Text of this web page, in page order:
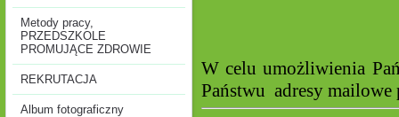
Metody pracy,
PRZEDSZKOLE
PROMUJĄCE ZDROWIE
REKRUTACJA
Album fotograficzny
W celu umożliwienia
Państwu adresy mailowe